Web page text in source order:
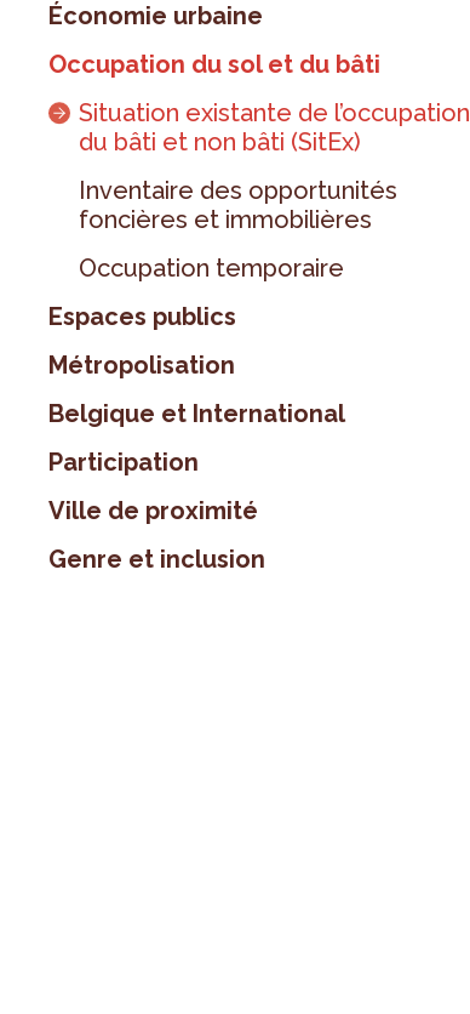
Économie urbaine
Occupation du sol et du bâti
Situation existante de l’occupation
du bâti et non bâti (SitEx)
Inventaire des opportunités
foncières et immobilières
Occupation temporaire
Espaces publics
Métropolisation
Belgique et International
Participation
Ville de proximité
Genre et inclusion